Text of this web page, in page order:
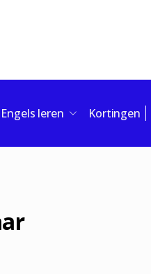
Engels leren Kortingen